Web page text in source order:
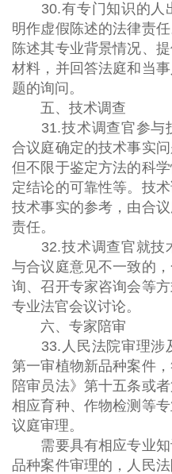
30.有专门知识的人
明作虚假陈述的法律责
陈述其专业背景情况、
材料，并回答法庭和当
题的询问。
五、技术调查
31.技术调查官参与
合议庭确定的技术事实
但不限于鉴定方法的科
定结论的可靠性等。技
技术事实的参考，由合
责任。
32.技术调查官就技
与合议庭意见不一致的
询、召开专家咨询会等
专业法官会议讨论。
六、专家陪审
33.人民法院审理涉
第一审植物新品种案件
陪审员法》第十五条或
相应育种、作物检测等
议庭审理。
需要具有相应专业知
品种案件审理的，人民